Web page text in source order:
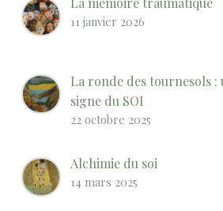
11 janvier 2026
La ronde des tournesols :
signe du SOI
22 octobre 2025
Alchimie du soi
14 mars 2025